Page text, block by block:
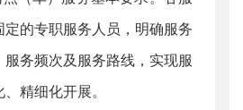
定的专职服务人员，明确服务
服务频次及服务路线，实现服
精细化开展。